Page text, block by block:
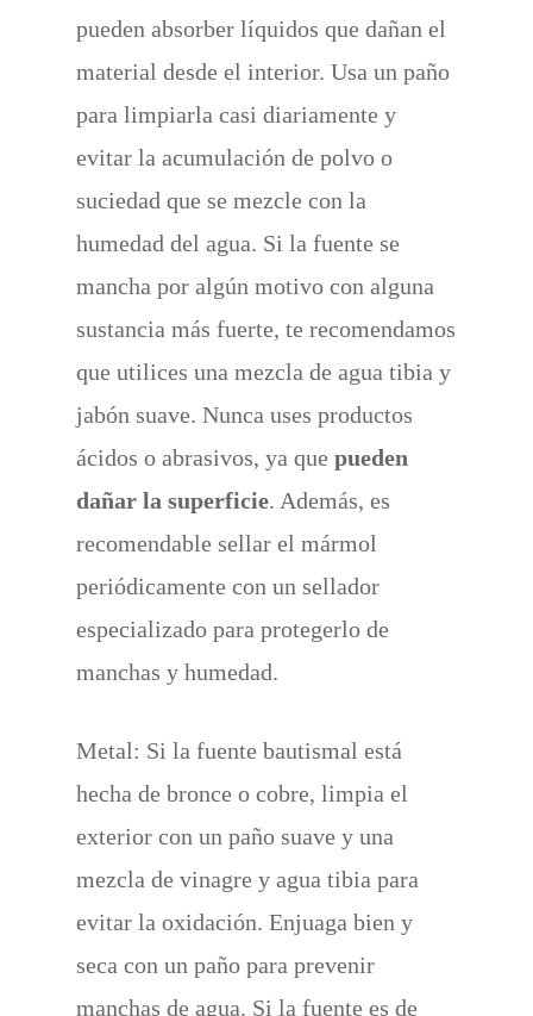
pueden absorber líquidos que dañan el
material desde el interior. Usa un paño
para limpiarla casi diariamente y
evitar la acumulación de polvo o
suciedad que se mezcle con la
humedad del agua. Si la fuente se
mancha por algún motivo con alguna
sustancia más fuerte, te recomendamos
que utilices una mezcla de agua tibia y
jabón suave. Nunca uses productos
ácidos o abrasivos, ya que pueden
dañar la superficie. Además, es
recomendable sellar el mármol
periódicamente con un sellador
especializado para protegerlo de
manchas y humedad.
Metal: Si la fuente bautismal está
hecha de bronce o cobre, limpia el
exterior con un paño suave y una
mezcla de vinagre y agua tibia para
evitar la oxidación. Enjuaga bien y
seca con un paño para prevenir
manchas de agua. Si la fuente es de